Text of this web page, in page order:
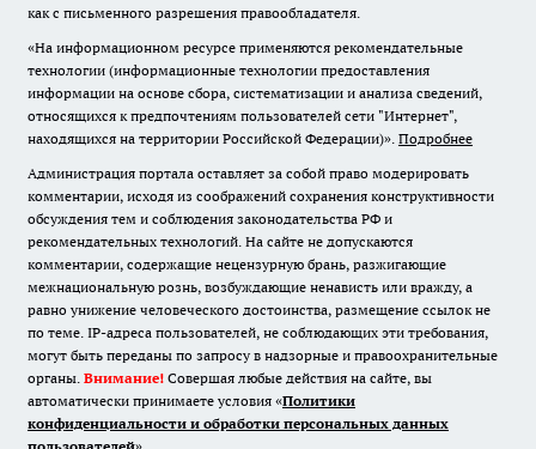
как с письменного разрешения правообладателя.
«На информационном ресурсе применяются рекомендательные
технологии (информационные технологии предоставления
информации на основе сбора, систематизации и анализа сведений,
относящихся к предпочтениям пользователей сети "Интернет",
находящихся на территории Российской Федерации)». Подробнее
Администрация портала оставляет за собой право модерировать
комментарии, исходя из соображений сохранения конструктивности
обсуждения тем и соблюдения законодательства РФ и
рекомендательных технологий. На сайте не допускаются
комментарии, содержащие нецензурную брань, разжигающие
межнациональную рознь, возбуждающие ненависть или вражду, а
равно унижение человеческого достоинства, размещение ссылок не
по теме. IP-адреса пользователей, не соблюдающих эти требования,
могут быть переданы по запросу в надзорные и правоохранительные
органы. Внимание! Совершая любые действия на сайте, вы
автоматически принимаете условия «Политики
конфиденциальности и обработки персональных данных